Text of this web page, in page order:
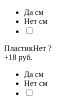
Да см
Нет см
ПластикНет ?
+18 руб.
Да см
Нет см